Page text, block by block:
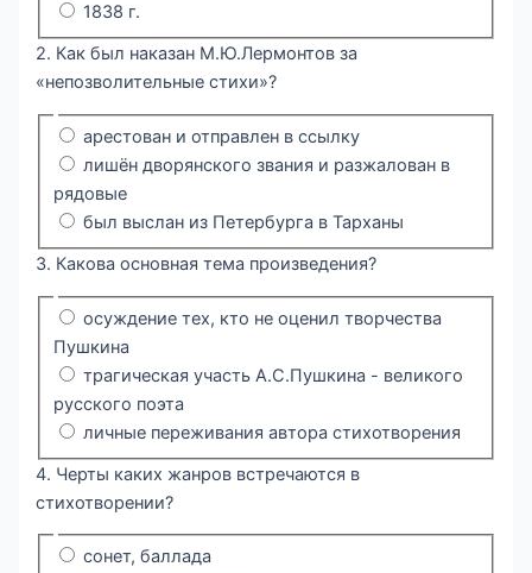
1838 г.
2. Как был наказан М.Ю.Лермонтов за
«непозволительные стихи»?
арестован и отправлен в ссылку
лишён дворянского звания и разжалован в
рядовые
был выслан из Петербурга в Тарханы
3. Какова основная тема произведения?
осуждение тех, кто не оценил творчества
Пушкина
трагическая участь А.С.Пушкина - великого
русского поэта
личные переживания автора стихотворения
4. Черты каких жанров встречаются в
стихотворении?
сонет, баллада